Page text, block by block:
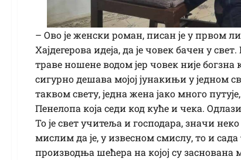
– Ово је женски роман, писан је у првом
Хајдегерова идеја, да је човек бачен у
траве ношене водом јер човек није богзна
сигурно дешава мојој јунакињи у једном
таквом свету, једна жена јако много
Пенелопа која седи код куће и чека.
То је свет учитеља и господара, значи
мислим да је, у извесном смислу, то и
производња шећера на којој су заснована